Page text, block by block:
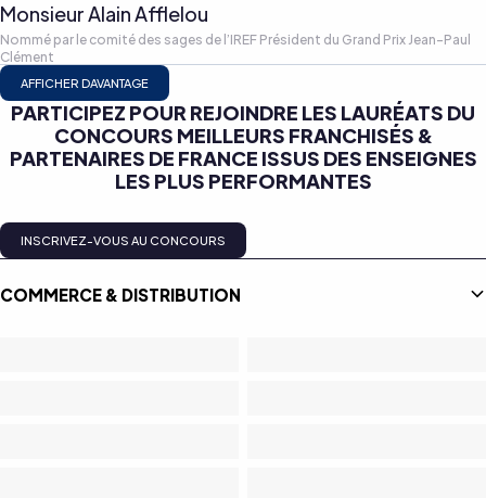
Monsieur Alain Afflelou
Nommé par le comité des sages de l’IREF Président du Grand Prix Jean-Paul
Clément
AFFICHER DAVANTAGE
PARTICIPEZ POUR REJOINDRE LES LAURÉATS DU
CONCOURS MEILLEURS FRANCHISÉS &
PARTENAIRES DE FRANCE ISSUS DES ENSEIGNES
LES PLUS PERFORMANTES
INSCRIVEZ-VOUS AU CONCOURS
COMMERCE & DISTRIBUTION